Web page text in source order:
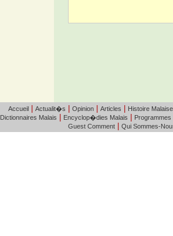
Accueil| Actualit�s Opinion| Articles Histoire Malaise
Dictionnaires Malais Encyclop�dies Malais Programmes
Guest Comment Qui Sommes-